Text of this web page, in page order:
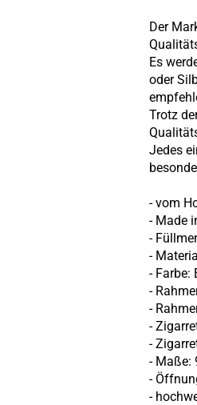
Der
Es
oder
Trotz
Jedes
- vom
- Made
-
-
- Farbe:
-
-
-
-
- Maße:
-
-